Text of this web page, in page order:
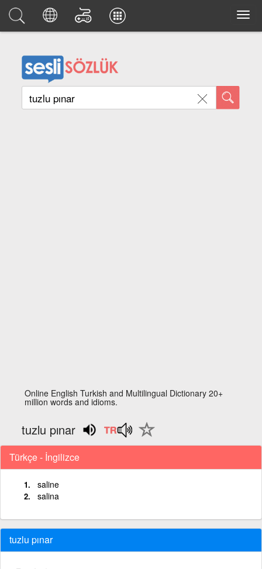
Online English Turkish and Multilingual Dictionary 20+
million words and idioms.
tuzlu pınar
Türkçe - İngilizce
saline
salina
tuzlu pınar